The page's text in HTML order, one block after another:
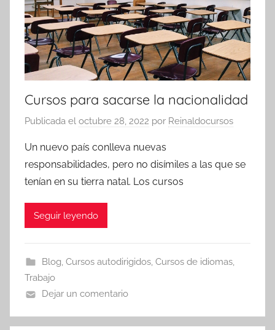
Cursos para sacarse la nacionalidad
Publicada el octubre 28, 2022 por Reinaldocursos
Un nuevo país conlleva nuevas
responsabilidades, pero no disímiles a las que se
tenían en su tierra natal. Los cursos
Seguir leyendo
Blog, Cursos autodirigidos, Cursos de idiomas,
Trabajo
Dejar un comentario